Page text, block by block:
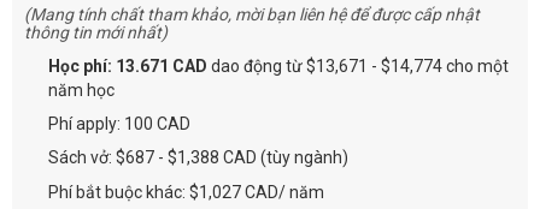
(Mang tính chất tham khảo, mời bạn liên hệ để được cấp nhật
thông tin mới nhất)
Học phí: 13.671 CAD dao động từ $13,671 - $14,774 cho một
năm học
Phí apply: 100 CAD
Sách vở: $687 - $1,388 CAD (tùy ngành)
Phí bắt buộc khác: $1,027 CAD/ năm